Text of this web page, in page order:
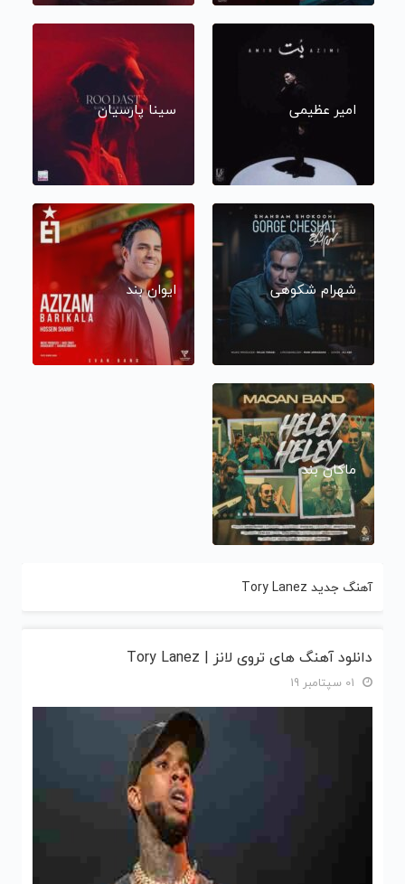
امیر عظیمی سینا پارسیان
شهرام شکوهی ایوان بند
ماکان بند
آهنگ جدید Tory Lanez
دانلود آهنگ های تروی لانز | Tory Lanez